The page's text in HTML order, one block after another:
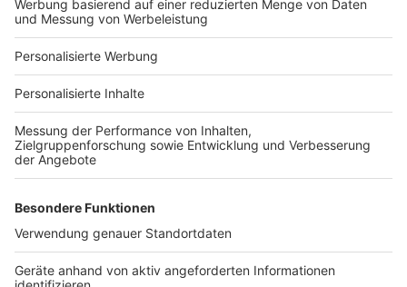
Für Unternehmen
Ihre Baufirma auf bauen.de
Kostenloses Infogespräch